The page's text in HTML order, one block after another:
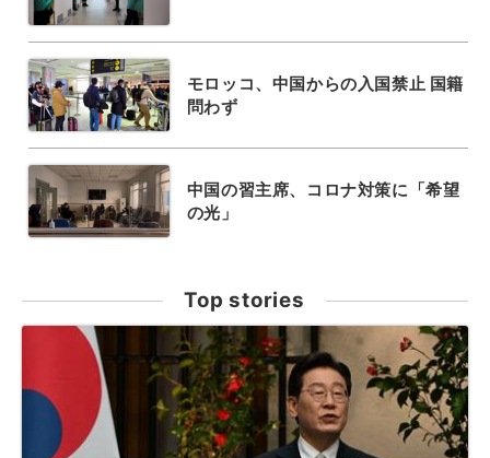
モロッコ、中国からの入国禁止 国籍
問わず
中国の習主席、コロナ対策に「希望
の光」
Top stories